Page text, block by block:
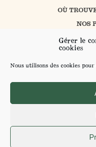
Gérer le
cookies
Nous utilisons des cookies
OÙ
NOS
NOS
ENVOYER
MENTIONS LÉGALES
POUR VOTRE SANTÉ MANGEZ